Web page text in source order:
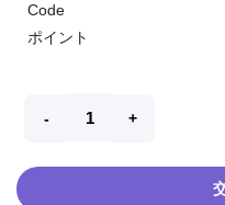
Code
ポイント